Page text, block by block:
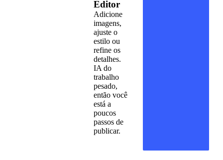
Editor
Adicione
imagens,
ajuste o
estilo ou
refine os
detalhes.
IA do
trabalho
pesado,
então você
está a
poucos
passos de
publicar.